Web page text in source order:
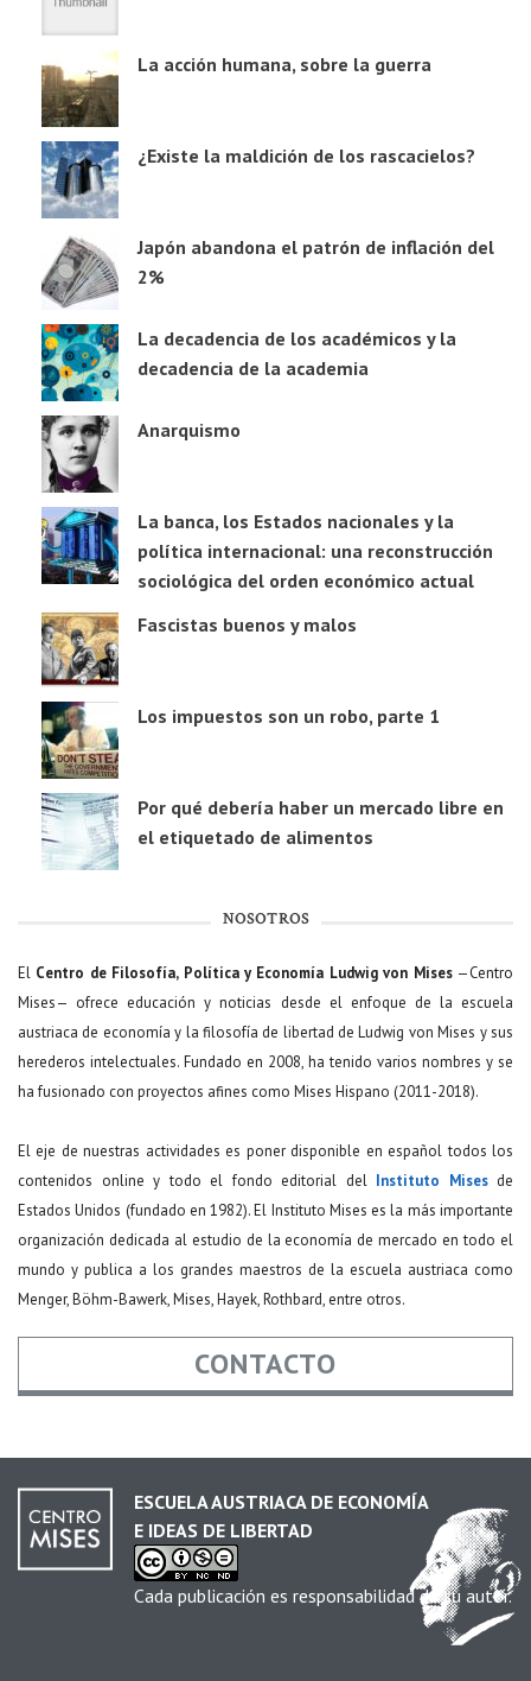
La acción humana, sobre la guerra
¿Existe la maldición de los rascacielos?
Japón abandona el patrón de inflación del
2%
La decadencia de los académicos y la
decadencia de la academia
Anarquismo
La banca, los Estados nacionales y la
política internacional: una reconstrucción
sociológica del orden económico actual
Fascistas buenos y malos
Los impuestos son un robo, parte 1
Por qué debería haber un mercado libre en
el etiquetado de alimentos
NOSOTROS
El Centro de Filosofía, Política y Economía Ludwig von Mises—Centro
Mises— ofrece educación y noticias desde el enfoque de la escuela
austriaca de economía y la filosofía de libertad de Ludwig von Mises y sus
herederos intelectuales. Fundado en 2008, ha tenido varios nombres y se
ha fusionado con proyectos afines como Mises Hispano (2011-2018).
El eje de nuestras actividades es poner disponible en español todos los
contenidos online y todo el fondo editorial del Instituto Misesde
Estados Unidos (fundado en 1982). El Instituto Mises es la más importante
organización dedicada al estudio de la economía de mercado en todo el
mundo y publica a los grandes maestros de la escuela austriaca como
Menger, Böhm-Bawerk, Mises, Hayek, Rothbard, entre otros.
CONTACTO
Email *
ESCUELA AUSTRIACA DE ECONOMÍA
E IDEAS DE LIBERTAD
Cada publicación es responsabilidad de su autor.